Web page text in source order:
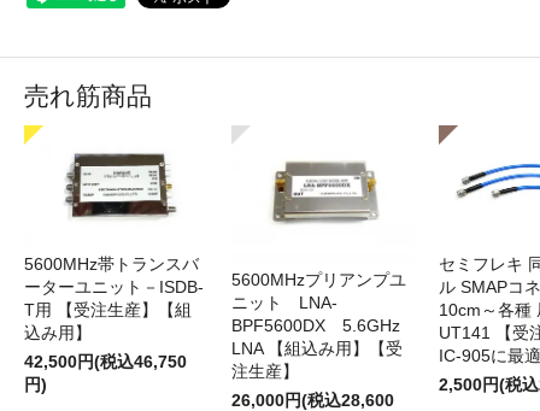
売れ筋商品
5600MHz帯トランスバ
ーターユニット－ISDB-
T用 【受注生産】【組
込み用】
42,500円(税込46,750
円)
5600MHzプリアンプユ
ニット LNA-
BPF5600DX 5.6GHz
LNA 【組込み用】【受
注生産】
26,000円(税込28,600
セミフレキ
ル SMAPコ
10cm～各種
UT141 【
IC-905に最適
2,500円(税